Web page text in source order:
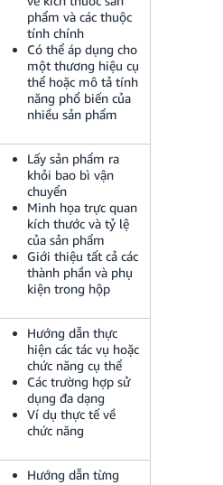
phẩm và các thuộc
tính chính
Có thể áp dụng cho
một thương hiệu cụ
thể hoặc mô tả tính
năng phổ biến của
nhiều sản phẩm
Lấy sản phẩm ra
khỏi bao bì vận
chuyển
Minh họa trực quan
kích thước và tỷ lệ
của sản phẩm
Giới thiệu tất cả các
thành phần và phụ
kiện trong hộp
Hướng dẫn thực
hiện các tác vụ hoặc
chức năng cụ thể
Các trường hợp sử
dụng đa dạng
Ví dụ thực tế về
chức năng
Hướng dẫn từng